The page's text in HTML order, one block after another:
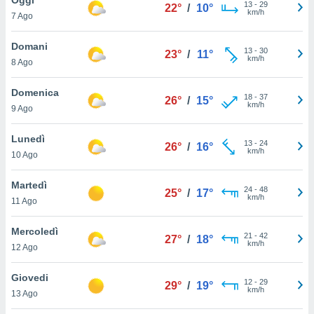
è
al sito
di
ci
di
il
un
la
nella
7 Ago
22° / 10° 13- 29
km/h
Domani
8 Ago
23° / 11° 13- 30
km/h
Domenica
9 Ago
26° / 15° 18- 37
km/h
Lunedì
10 Ago
26° / 16° 13- 24
km/h
Martedì
11 Ago
25° / 17° 24- 48
km/h
Mercoledì
12 Ago
27° / 18° 21 - 42
km/h
Giovedi
13 Ago
29° / 19° 12- 29
km/h